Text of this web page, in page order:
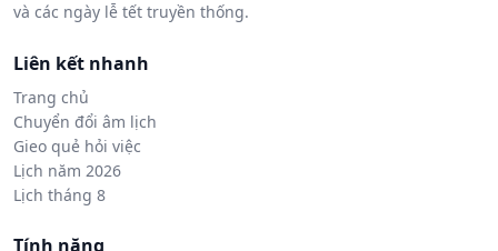
và các ngày lễ tết truyền thống.
Liên kết nhanh
Trang chủ
Chuyển đổi âm lịch
Gieo quẻ hỏi việc
Lịch năm 2026
Lịch tháng 8
Tính năng